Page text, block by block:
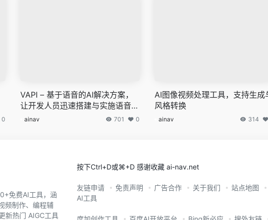
0
VAPI – 基于语音的AI解决方案，
让开发人员迅速搭建与实施语音应
用程序
ainav 701 0
AI图像视频处理工具，支持生成
风格转换
ainav 314
免费AI工具，涵
频制作、编程辅
新热门 AIGC工具
按下Ctrl+D或⌘+D 感谢收藏 ai-nav.net
友链申请 免责声明 广告合作 关于我们 站点地图
AI工具